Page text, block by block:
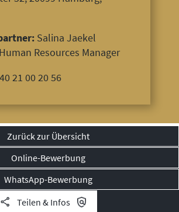
Salina Jaekel
Human Resources Manager
21 00 20 56
Zurück zur Übersicht
Online-Bewerbung
WhatsApp-Bewerbung
Teilen & Infos